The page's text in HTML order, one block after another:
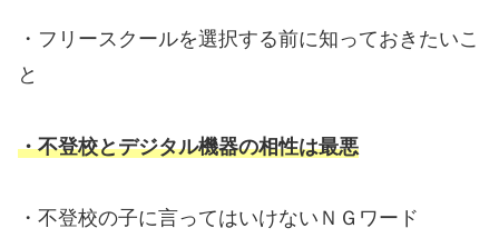
・フリースクールを選択する前に知っておきたいこ
と
・不登校とデジタル機器の相性は最悪
・不登校の子に言ってはいけないＮＧワード